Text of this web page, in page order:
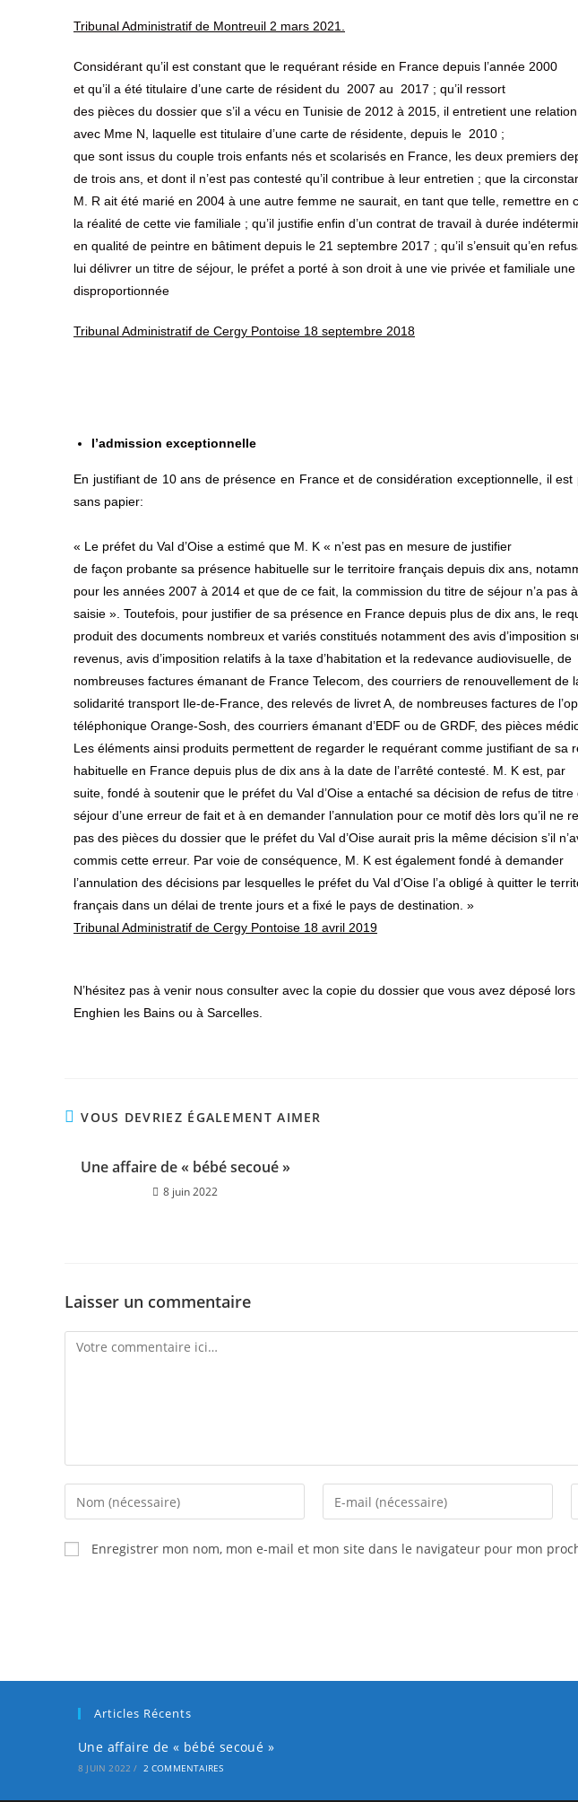
Tribunal Administratif de Montreuil 2 mars 2021.
Considérant qu’il est constant que le requérant réside en France depuis l’année 2000
et qu’il a été titulaire d’une carte de résident du 2007 au 2017 ; qu’il ressort
des pièces du dossier que s’il a vécu en Tunisie de 2012 à 2015, il entretient une
avec Mme N, laquelle est titulaire d’une carte de résidente, depuis le 2010 ;
que sont issus du couple trois enfants nés et scolarisés en France, les deux premiers
de trois ans, et dont il n’est pas contesté qu’il contribue à leur entretien ; que la
M. R ait été marié en 2004 à une autre femme ne saurait, en tant que telle, remettre en
la réalité de cette vie familiale ; qu’il justifie enfin d’un contrat de travail à durée
en qualité de peintre en bâtiment depuis le 21 septembre 2017 ; qu’il s’ensuit qu’en
lui délivrer un titre de séjour, le préfet a porté à son droit à une vie privée et familiale
disproportionnée
Tribunal Administratif de Cergy Pontoise 18 septembre 2018
l’admission exceptionnelle
En justifiant de 10 ans de présence en France et de considération exceptionnelle, il est
sans papier:
« Le préfet du Val d’Oise a estimé que M. K « n’est pas en mesure de justifier
de façon probante sa présence habituelle sur le territoire français depuis dix ans,
pour les années 2007 à 2014 et que de ce fait, la commission du titre de séjour n’a pas
saisie ». Toutefois, pour justifier de sa présence en France depuis plus de dix ans, le
produit des documents nombreux et variés constitués notamment des avis d’imposition
revenus, avis d’imposition relatifs à la taxe d’habitation et la redevance audiovisuelle, de
nombreuses factures émanant de France Telecom, des courriers de renouvellement de
solidarité transport Ile-de-France, des relevés de livret A, de nombreuses factures de
téléphonique Orange-Sosh, des courriers émanant d’EDF ou de GRDF, des pièces
Les éléments ainsi produits permettent de regarder le requérant comme justifiant de sa
habituelle en France depuis plus de dix ans à la date de l’arrêté contesté. M. K est, par
suite, fondé à soutenir que le préfet du Val d’Oise a entaché sa décision de refus de titre
séjour d’une erreur de fait et à en demander l’annulation pour ce motif dès lors qu’il ne
pas des pièces du dossier que le préfet du Val d’Oise aurait pris la même décision s’il
commis cette erreur. Par voie de conséquence, M. K est également fondé à demander
l’annulation des décisions par lesquelles le préfet du Val d’Oise l’a obligé à quitter le
français dans un délai de trente jours et a fixé le pays de destination. »
Tribunal Administratif de Cergy Pontoise 18 avril 2019
N’hésitez pas à venir nous consulter avec la copie du dossier que vous avez déposé
Enghien les Bains ou à Sarcelles.
VOUS DEVRIEZ ÉGALEMENT AIMER
Une affaire de « bébé secoué »
8 juin 2022
Laisser un commentaire
Enregistrer mon nom, mon e-mail et mon site dans le navigateur pour mon
Articles Récents
Une affaire de « bébé secoué »
8 JUIN 2022 / 2 COMMENTAIRES